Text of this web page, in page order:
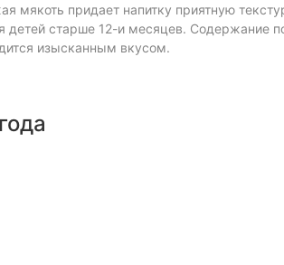
мякоть придает напитку приятную
детей старше 12-и месяцев. Содержание
изысканным вкусом.